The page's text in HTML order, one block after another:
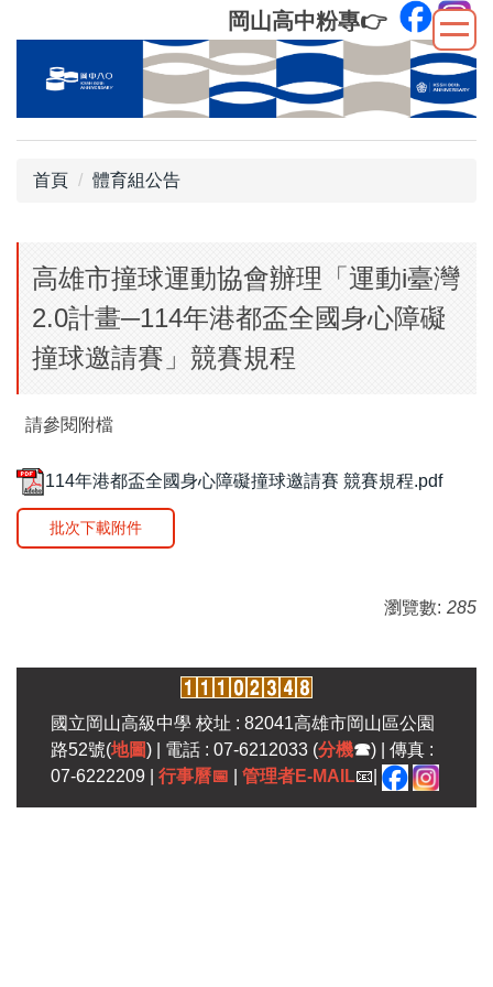
到
內
岡山高中粉專👉
首頁 體育組公告
高雄市撞球運動協會辦理「運動i臺灣
2.0計畫─114年港都盃全國身心障礙
撞球邀請賽」競賽規程
請參閱附檔
114年港都盃全國身心障礙撞球邀請賽 競賽規程.pdf
批次下載附件
瀏覽數: 285
國立岡山高級中學 校址 : 82041高雄市岡山區公園
路52號(地圖) | 電話 : 07-6212033 (分機☎) | 傳真 :
07-6222209 | 行事曆📅 管理者E-MAIL📧|